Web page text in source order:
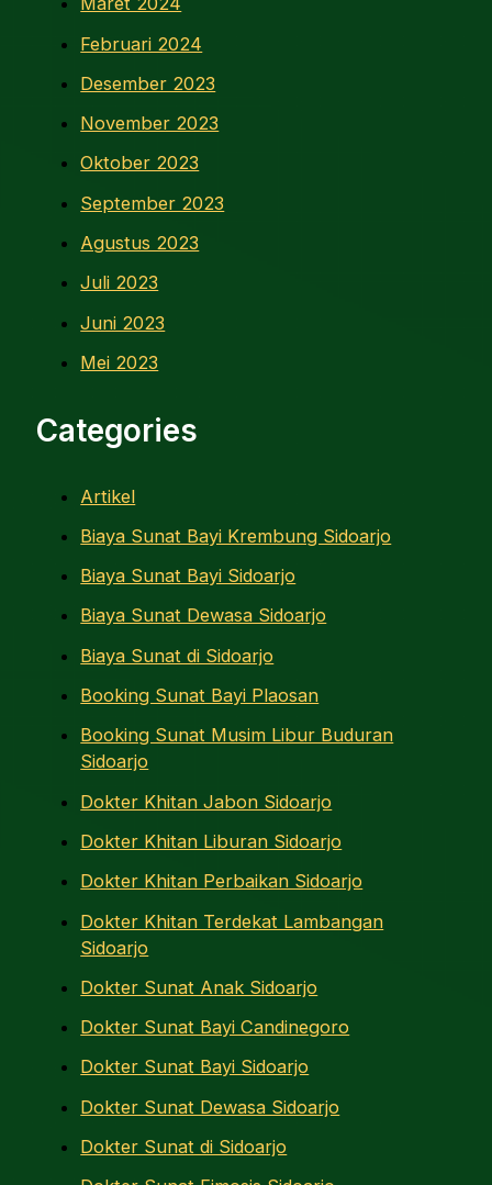
Februari 2024
Desember 2023
November 2023
Oktober 2023
September 2023
Agustus 2023
Juli 2023
Juni 2023
Mei 2023
Categories
Artikel
Biaya Sunat Bayi Krembung Sidoarjo
Biaya Sunat Bayi Sidoarjo
Biaya Sunat Dewasa Sidoarjo
Biaya Sunat di Sidoarjo
Booking Sunat Bayi Plaosan
Booking Sunat Musim Libur Buduran
Sidoarjo
Dokter Khitan Jabon Sidoarjo
Dokter Khitan Liburan Sidoarjo
Dokter Khitan Perbaikan Sidoarjo
Dokter Khitan Terdekat Lambangan
Sidoarjo
Dokter Sunat Anak Sidoarjo
Dokter Sunat Bayi Candinegoro
Dokter Sunat Bayi Sidoarjo
Dokter Sunat Dewasa Sidoarjo
Dokter Sunat di Sidoarjo